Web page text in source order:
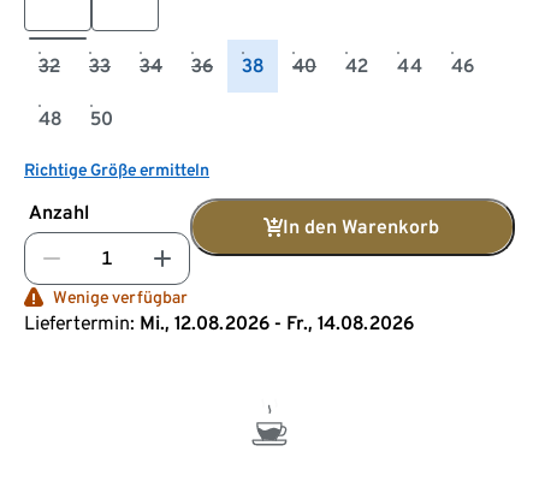
32 33 34 36 38 40 42 44 46
48 50
Richtige Größe ermitteln
Anzahl
In den Warenkorb
Wenige verfügbar
Liefertermin: Mi., 12.08.2026 - Fr., 14.08.2026